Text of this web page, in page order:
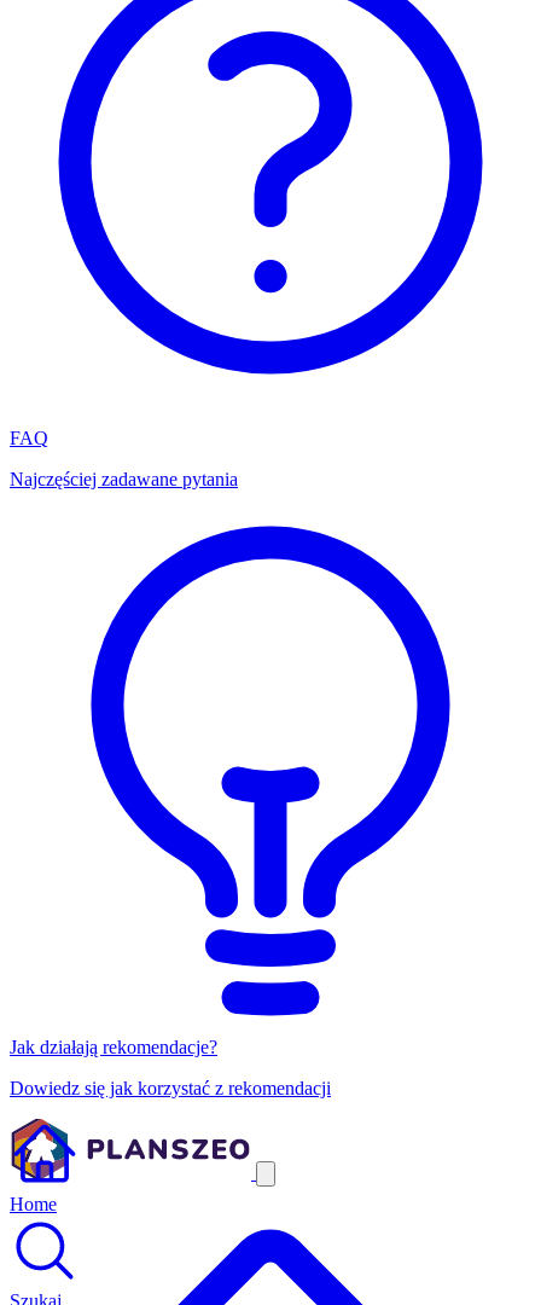
FAQ
Najczęściej zadawane pytania
Jak działają rekomendacje?
Dowiedz się jak korzystać z rekomendacji
Home
Szukaj